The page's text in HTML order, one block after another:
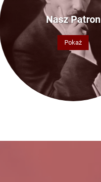
Nasz Patron
Pokaż